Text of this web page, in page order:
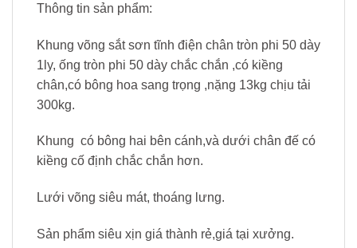
Thông tin sản phẩm:
Khung võng sắt sơn tĩnh điện chân tròn phi 50 dày
1ly, ống tròn phi 50 dày chắc chắn ,có kiềng
chân,có bông hoa sang trọng ,nặng 13kg chịu tải
300kg.
Khung có bông hai bên cánh,và dưới chân đế có
kiềng cố định chắc chắn hơn.
Lưới võng siêu mát, thoáng lưng.
Sản phẩm siêu xịn giá thành rẻ,giá tại xưởng.